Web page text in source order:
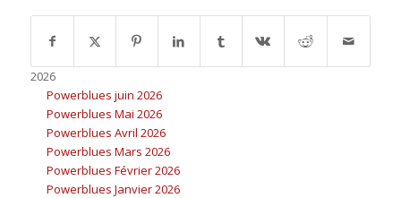
2026
Powerblues juin 2026
Powerblues Mai 2026
Powerblues Avril 2026
Powerblues Mars 2026
Powerblues Février 2026
Powerblues Janvier 2026